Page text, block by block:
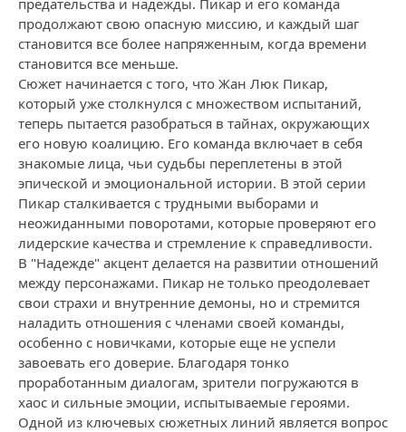
предательства и надежды. Пикар и его команда
продолжают свою опасную миссию, и каждый шаг
становится все более напряженным, когда времени
становится все меньше.
Сюжет начинается с того, что Жан Люк Пикар,
который уже столкнулся с множеством испытаний,
теперь пытается разобраться в тайнах, окружающих
его новую коалицию. Его команда включает в себя
знакомые лица, чьи судьбы переплетены в этой
эпической и эмоциональной истории. В этой серии
Пикар сталкивается с трудными выборами и
неожиданными поворотами, которые проверяют его
лидерские качества и стремление к справедливости.
В "Надежде" акцент делается на развитии отношений
между персонажами. Пикар не только преодолевает
свои страхи и внутренние демоны, но и стремится
наладить отношения с членами своей команды,
особенно с новичками, которые еще не успели
завоевать его доверие. Благодаря тонко
проработанным диалогам, зрители погружаются в
хаос и сильные эмоции, испытываемые героями.
Одной из ключевых сюжетных линий является вопрос